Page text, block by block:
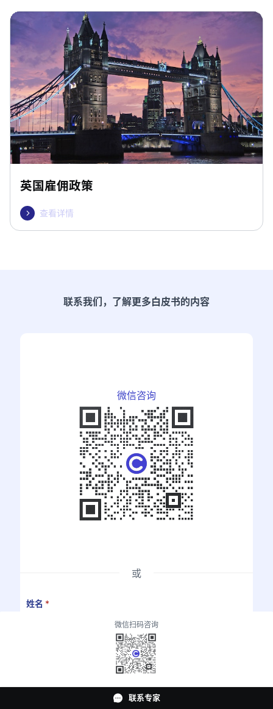
英国雇佣政策
 查看详情
联系我们，了解更多白皮书的内容
微信咨询
或
姓名 *
微信扫码咨询
联系专家